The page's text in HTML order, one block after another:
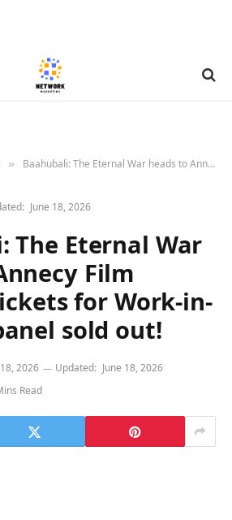
» Baahubali: The Eternal War heads to Annecy Film Festival, tickets for Work-in-Progress panel sold out!
June 18, 2026
The Eternal War
Film
for Work-in-
sold out!
2026 Updated: June 18, 2026
Read